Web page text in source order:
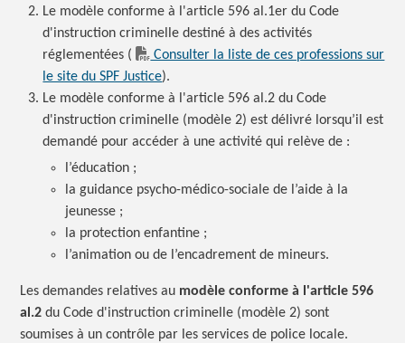
Le modèle conforme à l'article 596 al.1er du Code
d'instruction criminelle destiné à des activités
réglementées (
Consulter la liste de ces professions sur
le site du SPF Justice).
Le modèle conforme à l'article 596 al.2 du Code
d'instruction criminelle (modèle 2) est délivré lorsqu’il est
demandé pour accéder à une activité qui relèvede :
l’éducation ;
la guidance psycho-médico-sociale de l’aide à la
jeunesse ;
la protectionenfantine ;
l’animation ou de l’encadrement de mineurs.
Les demandes relatives au modèle conforme à l'article 596
al.2 du Code d'instruction criminelle (modèle 2) sont
soumises à un contrôle par les services de police locale.